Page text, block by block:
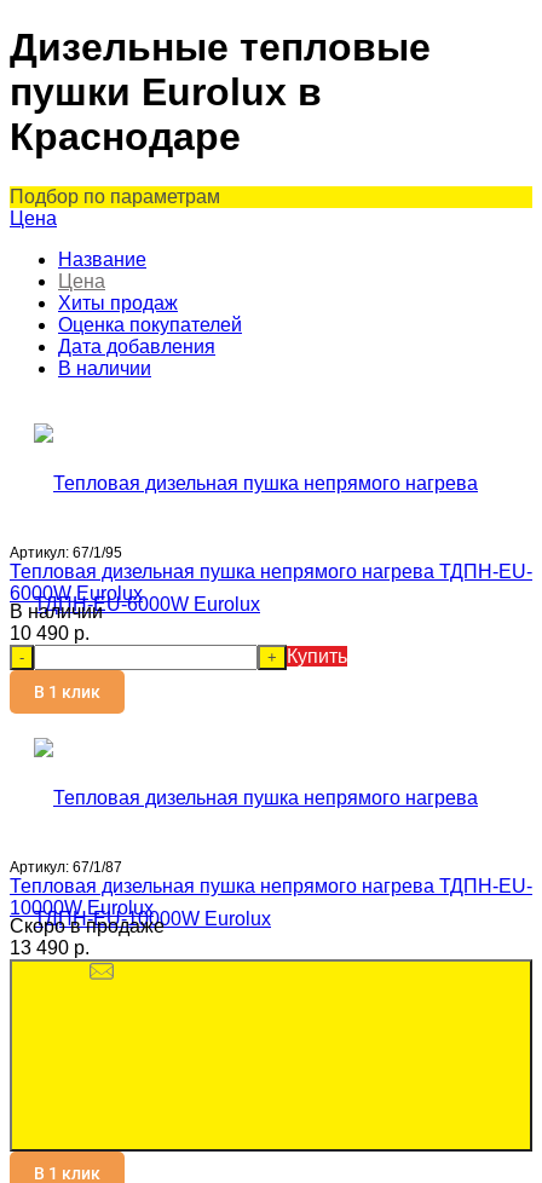
Дизельные тепловые
пушки Eurolux в
Краснодаре
Подбор по параметрам
Цена
Название
Цена
Хиты продаж
Оценка покупателей
Дата добавления
В наличии
Артикул: 67/1/95
Тепловая дизельная пушка непрямого нагрева ТДПН-EU-
6000W Eurolux
В наличии
10 490 p.
- + Купить
В 1 клик
Артикул: 67/1/87
Тепловая дизельная пушка непрямого нагрева ТДПН-EU-
10000W Eurolux
Скоро в продаже
13 490 p.
В 1 клик